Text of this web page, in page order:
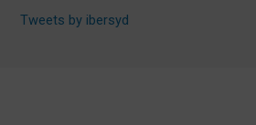
Tweets by ibersyd